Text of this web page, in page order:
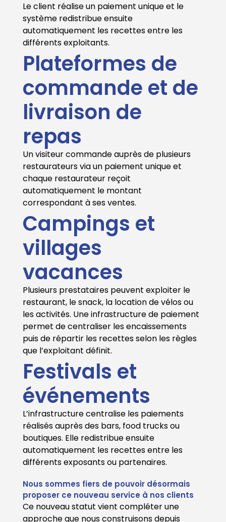
Le client réalise un paiement unique et le
système redistribue ensuite
automatiquement les recettes entre les
différents exploitants.
Plateformes de
commande et de
livraison de
repas
Un visiteur commande auprès de plusieurs
restaurateurs via un paiement unique et
chaque restaurateur reçoit
automatiquement le montant
correspondant à ses ventes.
Campings et
villages
vacances
Plusieurs prestataires peuvent exploiter le
restaurant, le snack, la location de vélos ou
les activités. Une infrastructure de paiement
permet de centraliser les encaissements
puis de répartir les recettes selon les règles
que l’exploitant définit.
Festivals et
événements
L’infrastructure centralise les paiements
réalisés auprès des bars, food trucks ou
boutiques. Elle redistribue ensuite
automatiquement les recettes entre les
différents exposants ou partenaires.
Nous sommes fiers de pouvoir désormais
proposer ce nouveau service à nos clients
Ce nouveau statut vient compléter une
approche que nous construisons depuis